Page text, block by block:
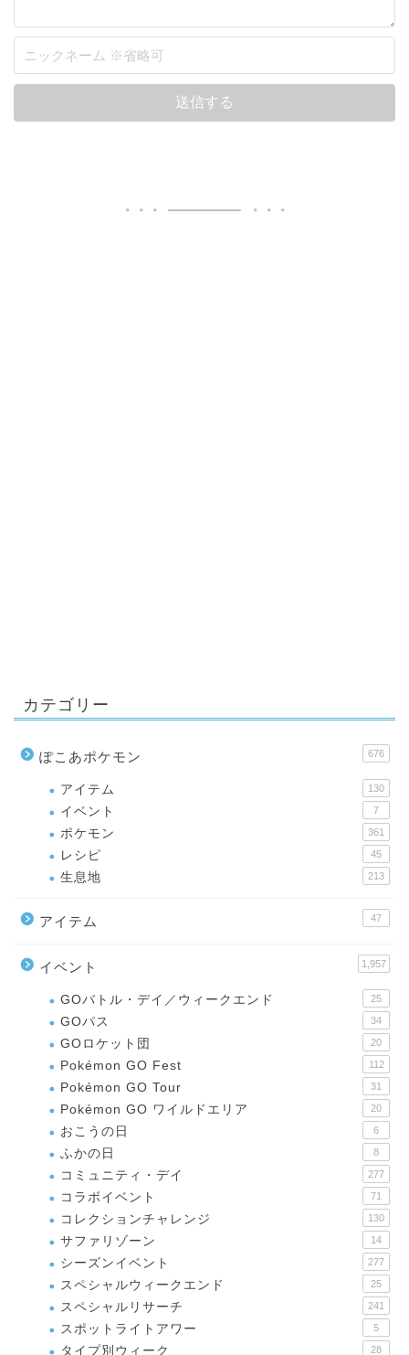
カテゴリー
ぽこあポケモン 676
アイテム 130
イベント 7
ポケモン 361
レシピ 45
生息地 213
アイテム 47
イベント 1,957
GOバトル・デイ／ウィークエンド 25
GOパス 34
GOロケット団 20
Pokémon GO Fest 112
Pokémon GO Tour 31
Pokémon GO ワイルドエリア 20
おこうの日 6
ふかの日 8
コミュニティ・デイ 277
コラボイベント 71
コレクションチャレンジ 130
サファリゾーン 14
シーズンイベント 277
スペシャルウィークエンド 25
スペシャルリサーチ 241
スポットライトアワー 5
タイプ別ウィーク 28